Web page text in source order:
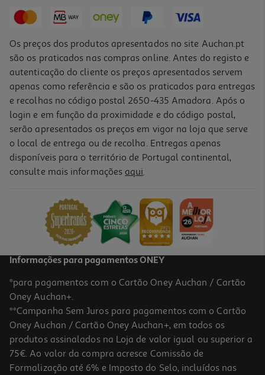
-10%
Paçoca Retangular Dacolônia Tradicional 432g
Price reduced from
Os preços dos produtos apresentados no site Auchan.pt
são os praticados nas compras online. Antes do registo e
autenticação do cliente os preços apresentados servem
apenas como referência e são os praticados para entregas
e recolhas no código postal 2650-435 Amadora. Após o
login e em função da proximidade e do código postal,
serão apresentados os preços em vigor na loja que serve
o local de entrega ou de recolha. Entregas apenas
disponíveis para o território de Portugal continental,
consulte mais informações aqui.
Informações para pagamentos ONEY
*para pagamentos com o Cartão Oney Auchan / Cartão
Oney Auchan+.
**Campanha Sem Juros para pagamentos com o Cartão
Oney Auchan / Cartão Oney Auchan+, em todos os
produtos assinalados na Loja de valor igual ou superior a
75€. Ao valor da compra acresce Comissão de
Formalização até 6% e Imposto do Selo, incluídos nas